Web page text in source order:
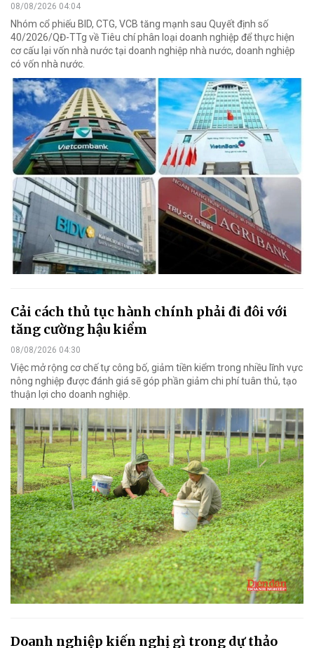
08/08/2026 04:04
Nhóm cổ phiếu BID, CTG, VCB tăng mạnh sau Quyết định số
40/2026/QĐ-TTg về Tiêu chí phân loại doanh nghiệp để thực hiện
cơ cấu lại vốn nhà nước tại doanh nghiệp nhà nước, doanh nghiệp
có vốn nhà nước.
Cải cách thủ tục hành chính phải đi đôi với
tăng cường hậu kiểm
08/08/2026 04:30
Việc mở rộng cơ chế tự công bố, giảm tiền kiểm trong nhiều lĩnh vực
nông nghiệp được đánh giá sẽ góp phần giảm chi phí tuân thủ, tạo
thuận lợi cho doanh nghiệp.
Doanh nghiệp kiến nghị gì trong dự thảo